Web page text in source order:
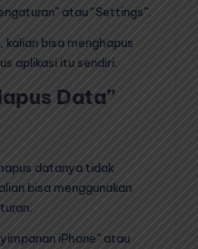
atau “Settings”.
kalian bisa menghapus
aplikasi itu sendiri.
Data”
datanya tidak
bisa menggunakan
iPhone” atau